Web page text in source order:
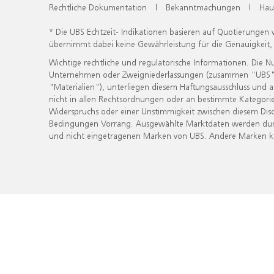
Rechtliche Dokumentation | Bekanntmachungen |
* Die UBS Echtzeit- Indikationen basieren auf
übernimmt dabei keine Gewährleistung für die
Wichtige rechtliche und regulatorische Informationen. Die
Unternehmen oder Zweigniederlassungen (zusammen
"Materialien"), unterliegen diesem Haftungsausschluss
nicht in allen Rechtsordnungen oder an bestimmte
Widerspruchs oder einer Unstimmigkeit zwischen diesem
Bedingungen Vorrang. Ausgewählte Marktdaten werden
und nicht eingetragenen Marken von UBS. Andere Marken